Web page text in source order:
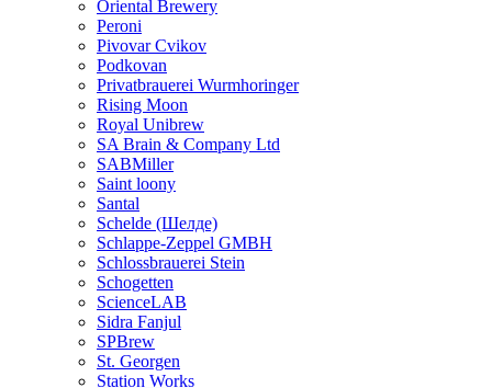
Oriental Brewery
Peroni
Pivovar Cvikov
Podkovan
Privatbrauerei Wurmhoringer
Rising Moon
Royal Unibrew
SA Brain & Company Ltd
SABMiller
Saint loony
Santal
Schelde (Шелде)
Schlappe-Zeppel GMBH
Schlossbrauerei Stein
Schogetten
ScienceLAB
Sidra Fanjul
SPBrew
St. Georgen
Station Works